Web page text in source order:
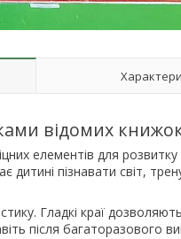
відомих
елементів для
дитині пізнавати світ,
Гладкі краї
після багаторазового